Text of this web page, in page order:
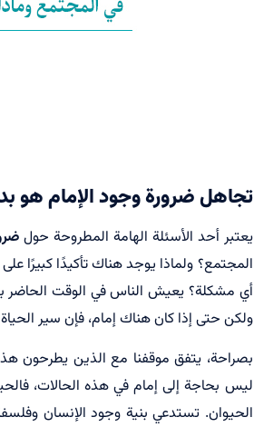
تجاهل ضرورة وجود الإمام هو
یعتبر أحد الأسئلة الهامة المطروحة حول
المجتمع؟ ولماذا يوجد هناك تأكيدًا كبيرًا على
أي مشكلة؟ يعيش الناس في الوقت الحاضر
ولكن حتى إذا كان هناك إمام، فإن سير
بصراحة، يتفق موقفنا مع الذين يطرحون
ليس بحاجة إلى إمام في هذه الحالات،
الحيوان. تستدعي بنية وجود الإنسان